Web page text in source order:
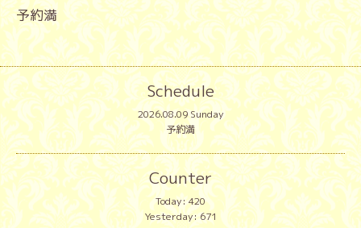
予約満
Schedule
2026.08.09 Sunday
予約満
Counter
Today:420
Yesterday:671